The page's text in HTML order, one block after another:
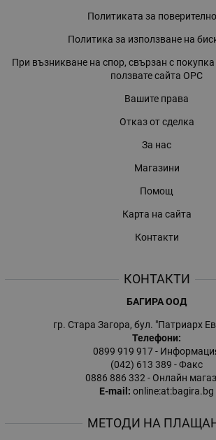
Политиката за
Политика за използване на
При възникване на спор, свързан с
ползвате сайта ОРС
Вашите права
Отказ от сделка
За нас
Магазини
Помощ
Карта на сайта
Контакти
КОНТАКТИ
БАГИРА ООД
гр. Стара Загора, бул. "Патриарх
Телефони:
0899 919 917-
(042) 613 389 - Факс
0886 886 332- Онлайн
E-mail: online:at:bagira.bg
МЕТОДИ НА